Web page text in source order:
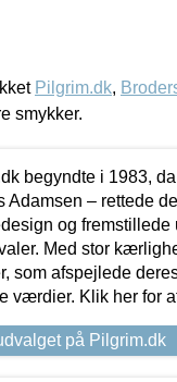
Pilgrim.dk,
smykker.
begyndte i 1983,
Adamsen – rettede
og
Med stor
som afspejlede
værdier. Klik her for
på Pilgrim.dk